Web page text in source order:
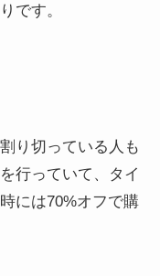
です。
り切っている人も
行っていて、タイ
には70%オフで購